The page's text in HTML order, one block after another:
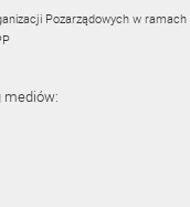
Pozarządowych w ramach
mediów: